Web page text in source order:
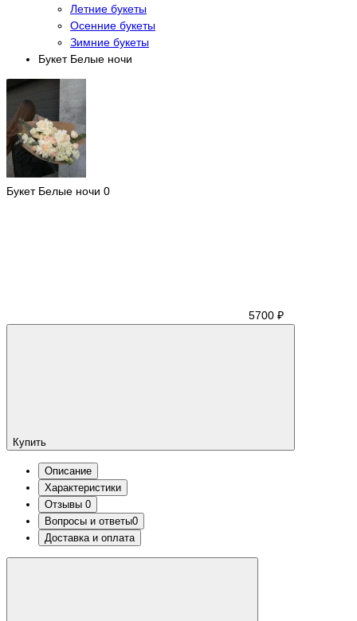
Летние букеты
Осенние букеты
Зимние букеты
Букет Белые ночи
Букет Белые ночи 0
5700 ₽
Купить
Описание
Характеристики
Отзывы 0
Вопросы и ответы0
Доставка и оплата